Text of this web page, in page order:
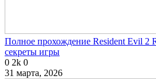
Полное прохождение Resident Evil 2
секреты игры
0 2k 0
31 марта, 2026